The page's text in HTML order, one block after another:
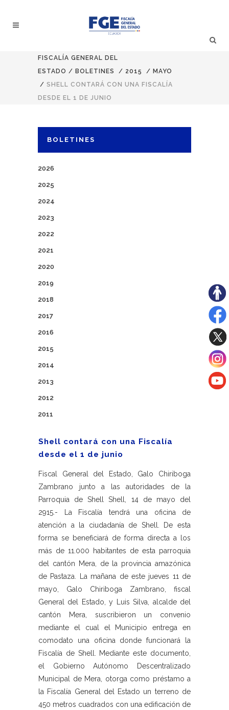
FISCALÍA GENERAL DEL
ESTADO / BOLETINES / 2015 / MAYO
/ SHELL CONTARÁ CON UNA FISCALÍA
DESDE EL 1 DE JUNIO
BOLETINES
2026
2025
2024
2023
2022
2021
2020
2019
2018
2017
2016
2015
2014
2013
2012
2011
Shell contará con una Fiscalía
desde el 1 de junio
Fiscal General del Estado, Galo Chiriboga
Zambrano junto a las autoridades de la
Parroquia de Shell Shell, 14 de mayo del
2915.- La Fiscalía tendrá una oficina de
atención a la ciudadanía de Shell. De esta
forma se beneficiará de forma directa a los
más de 11.000 habitantes de esta parroquia
del cantón Mera, de la provincia amazónica
de Pastaza. La mañana de este jueves 11 de
mayo, Galo Chiriboga Zambrano, fiscal
General del Estado, y Luis Silva, alcalde del
cantón Mera, suscribieron un convenio
mediante el cual el Municipio entrega en
comodato una oficina donde funcionará la
Fiscalía de Shell. Mediante este documento,
el Gobierno Autónomo Descentralizado
Municipal de Mera, otorga como préstamo a
la Fiscalía General del Estado un terreno de
450 metros cuadrados con una edificación de